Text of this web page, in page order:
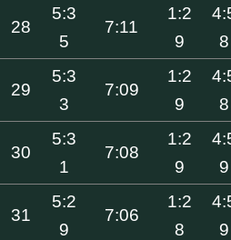
28
5:3
5
7:11
1:2
9
8
29
5:3
3
7:09
1:2
9
8
30
5:3
1
7:08
1:2
9
9
31
5:2
9
7:06
1:2
8
9